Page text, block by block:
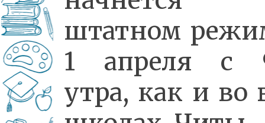
штатном
1 апреля с
утра, как и во